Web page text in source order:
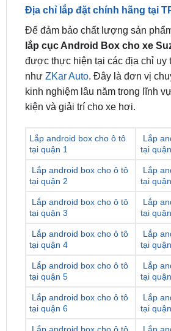
3/ Trung Tâm Gắn Android box ô
Địa chỉ lắp đặt chính hãng tại
Để đảm bảo chất lượng sản
lắp cục Android Box cho xe
được thực hiện tại các địa chỉ uy
kinh nghiệm lâu năm trong lĩnh
kiện và giải trí cho xe hơi.
Lắp android box cho ô tô
tại quận 1
Lắp
tại quận
Lắp android box cho ô tô
tại quận 2
Lắp
tại quận
Lắp android box cho ô tô
tại quận 3
Lắp
tại quận
Lắp android box cho ô tô
tại quận 4
Lắp
tại
Lắp android box cho ô tô
tại quận 5
Lắp
tại quận